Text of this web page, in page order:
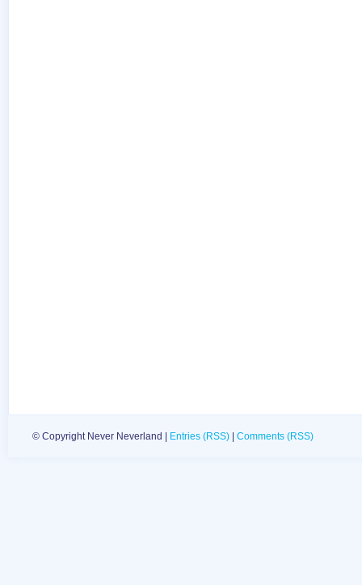
© Copyright Never Neverland | Entries (RSS) Comments (RSS)